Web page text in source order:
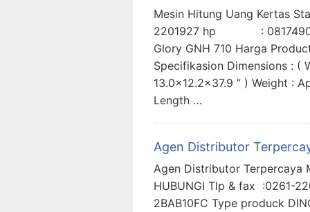
Mesin Hitung Uang Kertas
2201927 hp :
Glory GNH 710 Harga
Specifikasion Dimensions : (
13.0×12.2×37.9 ” ) Weight :
Length …
Agen Distributor
Agen Distributor
HUBUNGI Tlp & fax
2BAB10FC Type produck